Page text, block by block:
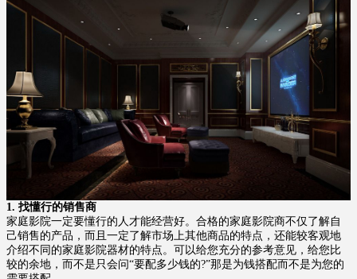
1. 找懂行的销售商
家庭影院一定要懂行的人才能经营好。合格的家庭影院商不仅了解自
己销售的产品，而且一定了解市场上其他商品的特点，还能较客观地
介绍不同的家庭影院器材的特点。可以给您充分的参考意见，给您比
较的余地，而不是只会问“要配多少钱的?”那是为钱搭配而不是为您的